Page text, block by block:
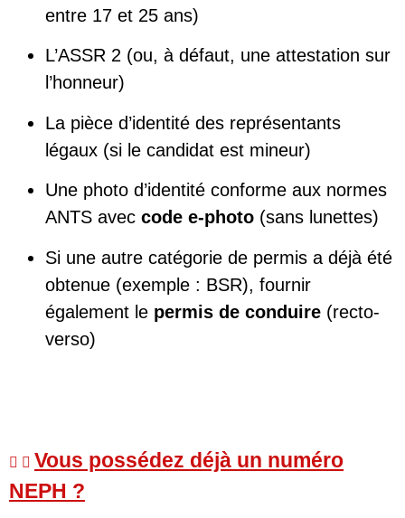
entre 17 et 25 ans)
L’ASSR 2 (ou, à défaut, une attestation sur
l’honneur)
La pièce d’identité des représentants
légaux (si le candidat est mineur)
Une photo d’identité conforme aux normes
ANTS avec code e-photo (sans lunettes)
Si une autre catégorie de permis a déjà été
obtenue (exemple : BSR), fournir
également le permis de conduire (recto-
verso)
Vous possédez déjà un numéro
NEPH ?